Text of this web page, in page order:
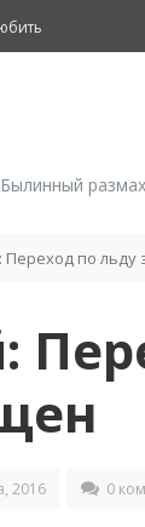
Переход по льду
2016 0